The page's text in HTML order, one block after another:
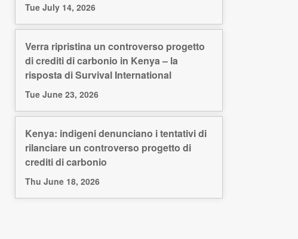
Tue July 14, 2026
Verra ripristina un controverso progetto
di crediti di carbonio in Kenya – la
risposta di Survival International
Tue June 23, 2026
Kenya: indigeni denunciano i tentativi di
rilanciare un controverso progetto di
crediti di carbonio
Thu June 18, 2026